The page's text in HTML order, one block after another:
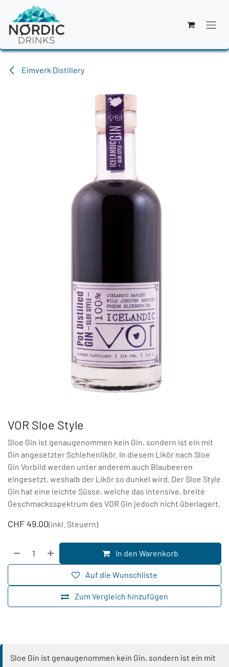
Zum Inhalt springen
Eimverk Distillery
VOR Sloe Style
Sloe Gin ist genaugenommen kein Gin, sondern ist ein mit
Gin angesetzter Schlehenlikör. In diesem Likör nach Sloe
Gin Vorbild werden unter anderem auch Blaubeeren
eingesetzt, weshalb der Likör so dunkel wird. Der Sloe Style
Gin hat eine leichte Süsse, welche das intensive, breite
Geschmacksspektrum des VOR Gin jedoch nicht überlagert.
CHF 49.00(inkl. Steuern)
In den Warenkorb
Zum Vergleich hinzufügen
Auf die Wunschliste
Sloe Gin ist genaugenommen kein Gin, sondern ist ein mit